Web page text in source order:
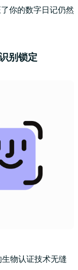
你的数字日记仍然
别锁定
物认证技术无缝